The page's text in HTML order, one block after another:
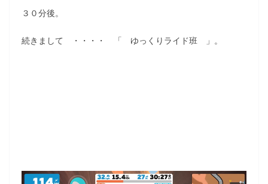
３０分後。
続きまして ・・・・ 「 ゆっくりライド班 」。